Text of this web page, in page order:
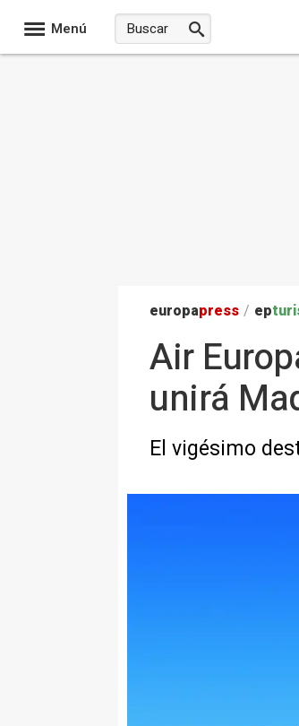
Menú
europapress / ep
Air
unirá
El vigésimo